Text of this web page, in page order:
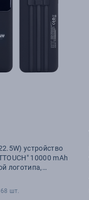
устройство
10000 mAh
логотипа,
шт.